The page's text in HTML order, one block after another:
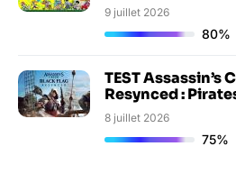
9 juillet 2026
80%
TEST Assassin’s
Resynced :
8 juillet 2026
75%